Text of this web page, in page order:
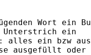
Wort ein
Unterstrich ein
alles ein bzw aus
ausgefüllt